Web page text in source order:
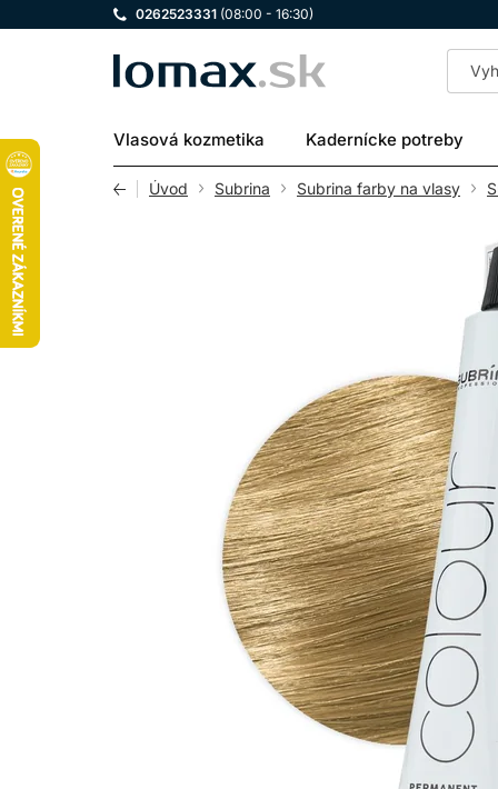
0262523331 (08:00 - 16:30)
LOMAX
Vlasová kozmetika Kadernícke potreby
Úvod Subrina Subrina farby na vlasy